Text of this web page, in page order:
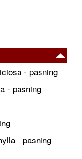
- pasning
- pasning
- pasning